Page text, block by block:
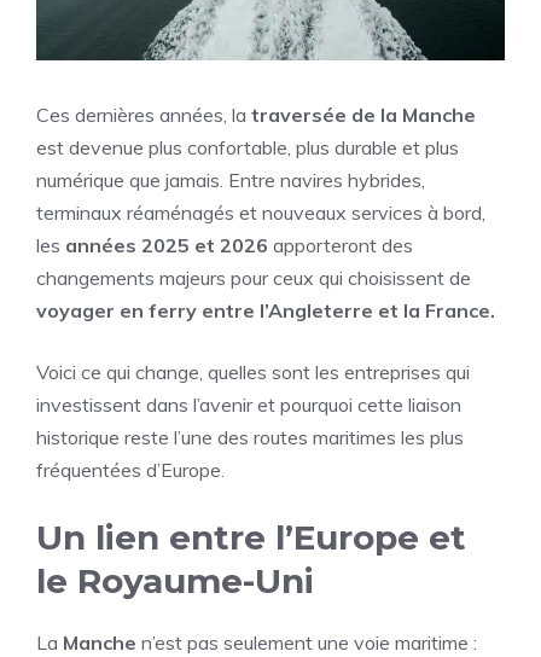
Ces dernières années, la traversée de la Manche
est devenue plus confortable, plus durable et plus
numérique que jamais. Entre navires hybrides,
terminaux réaménagés et nouveaux services à bord,
les années 2025 et 2026 apporteront des
changements majeurs pour ceux qui choisissent de
voyager en ferry entre l’Angleterre et la France.
Voici ce qui change, quelles sont les entreprises qui
investissent dans l’avenir et pourquoi cette liaison
historique reste l’une des routes maritimes les plus
fréquentées d’Europe.
Un lien entre l’Europe et
le Royaume-Uni
La Manche n’est pas seulement une voie maritime :